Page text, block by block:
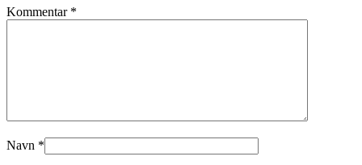
Kommentar *
Navn *